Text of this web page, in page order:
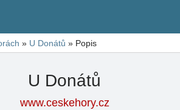
» U Donátů » Popis
U Donátů
www.ceskehory.cz